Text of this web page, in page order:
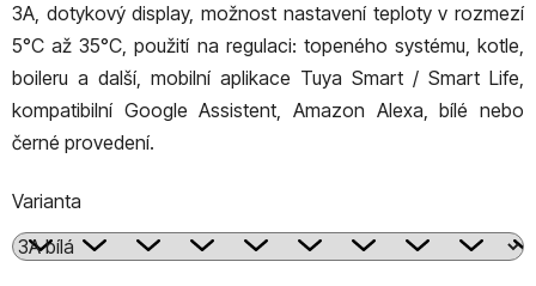
3A, dotykový display, možnost nastavení teploty v rozmezí
5°C až 35°C, použití na regulaci: topeného systému, kotle,
boileru a další, mobilní aplikace Tuya Smart / Smart Life,
kompatibilní Google Assistent, Amazon Alexa, bílé nebo
černé provedení.
Varianta